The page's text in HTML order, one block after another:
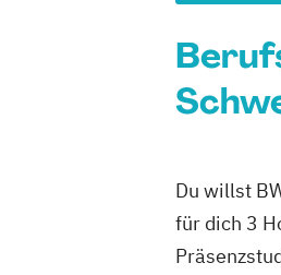
Du willst
für dich 3